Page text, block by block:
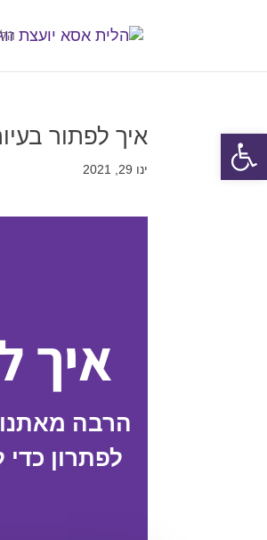
איך לפתור
ינו 29, 2021
איך
הרבה מאתנו
לפתרון
פתח סרגל נגישות